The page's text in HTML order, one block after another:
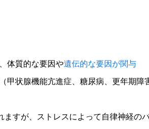
体質的な要因や遺伝的な要因が関与
甲状腺機能亢進症、糖尿病、更年期障
すが、ストレスによって自律神経の